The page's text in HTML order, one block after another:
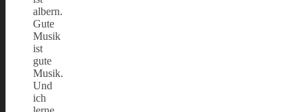
albern.
Gute
Musik
ist
gute
Musik.
Und
ich